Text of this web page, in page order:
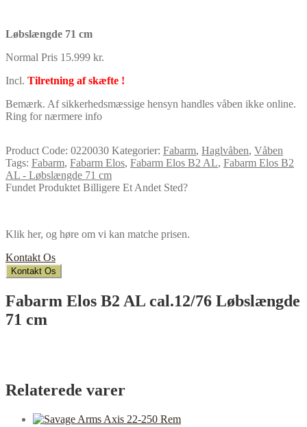
Løbslængde 71 cm
Normal Pris 15.999 kr.
Incl. Tilretning af skæfte !
Bemærk. Af sikkerhedsmæssige hensyn handles våben ikke online.
Ring for nærmere info
Product Code: 0220030 Kategorier: Fabarm, Haglvåben, Våben
Tags: Fabarm, Fabarm Elos, Fabarm Elos B2 AL, Fabarm Elos B2
AL - Løbslængde 71 cm
Fundet Produktet Billigere Et Andet Sted?
Klik her, og høre om vi kan matche prisen.
Kontakt Os
Kontakt Os
Fabarm Elos B2 AL cal.12/76 Løbslængde
71 cm
Relaterede varer